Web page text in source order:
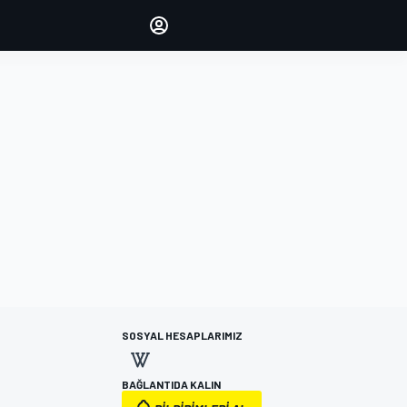
SOSYAL HESAPLARIMIZ
BAĞLANTIDA KALIN